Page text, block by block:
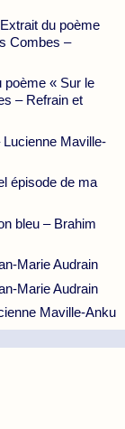
du poème
Combes –
« Sur le
– Refrain et
Maville-
épisode de ma
bleu – Brahim
Marie Audrain
Marie Audrain
Maville-Anku